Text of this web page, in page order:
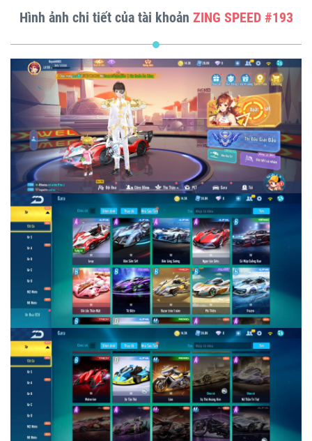
Hình ảnh chi tiết của tài khoản ZING SPEED #193